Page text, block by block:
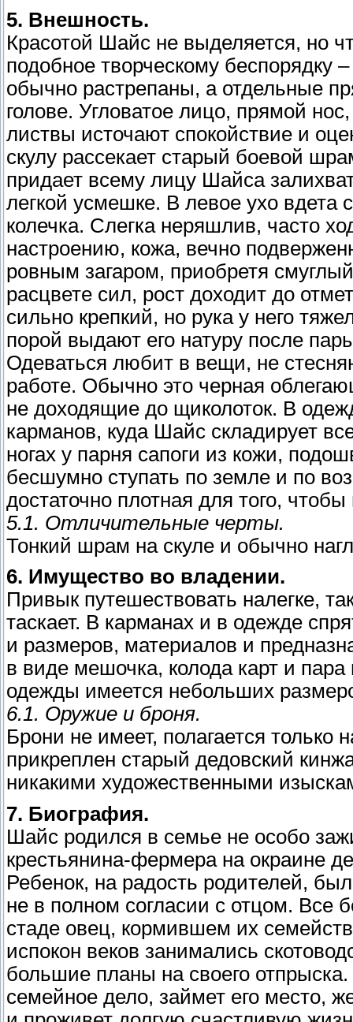
5. Внешность.
Красотой Шайс не выделяется, но
подобное творческому
обычно растрепаны, а отдельные
голове. Угловатое лицо, прямой
листвы источают спокойствие и
скулу рассекает старый боевой
придает всему лицу Шайса
легкой усмешке. В левое ухо вдета
колечка. Слегка неряшлив, часто
настроению, кожа, вечно
ровным загаром, приобретя
расцвете сил, рост доходит до
сильно крепкий, но рука у него
порой выдают его натуру после
Одеваться любит в вещи, не
работе. Обычно это черная
не доходящие до щиколоток. В
карманов, куда Шайс складирует
ногах у парня сапоги из кожи,
бесшумно ступать по земле и по
достаточно плотная для того,
5.1. Отличительные черты.
Тонкий шрам на скуле и обычно
6. Имущество во владении.
Привык путешествовать налегке,
таскает. В карманах и в одежде
и размеров, материалов и
в виде мешочка, колода карт и
одежды имеется небольших
6.1. Оружие и броня.
Брони не имеет, полагается только
прикреплен старый дедовский
никакими художественными
7. Биография.
Шайс родился в семье не особо
крестьянина-фермера на окраине
Ребенок, на радость родителей,
не в полном согласии с отцом. Все
стаде овец, кормившем их
испокон веков занимались
большие планы на своего
семейное дело, займет его место,